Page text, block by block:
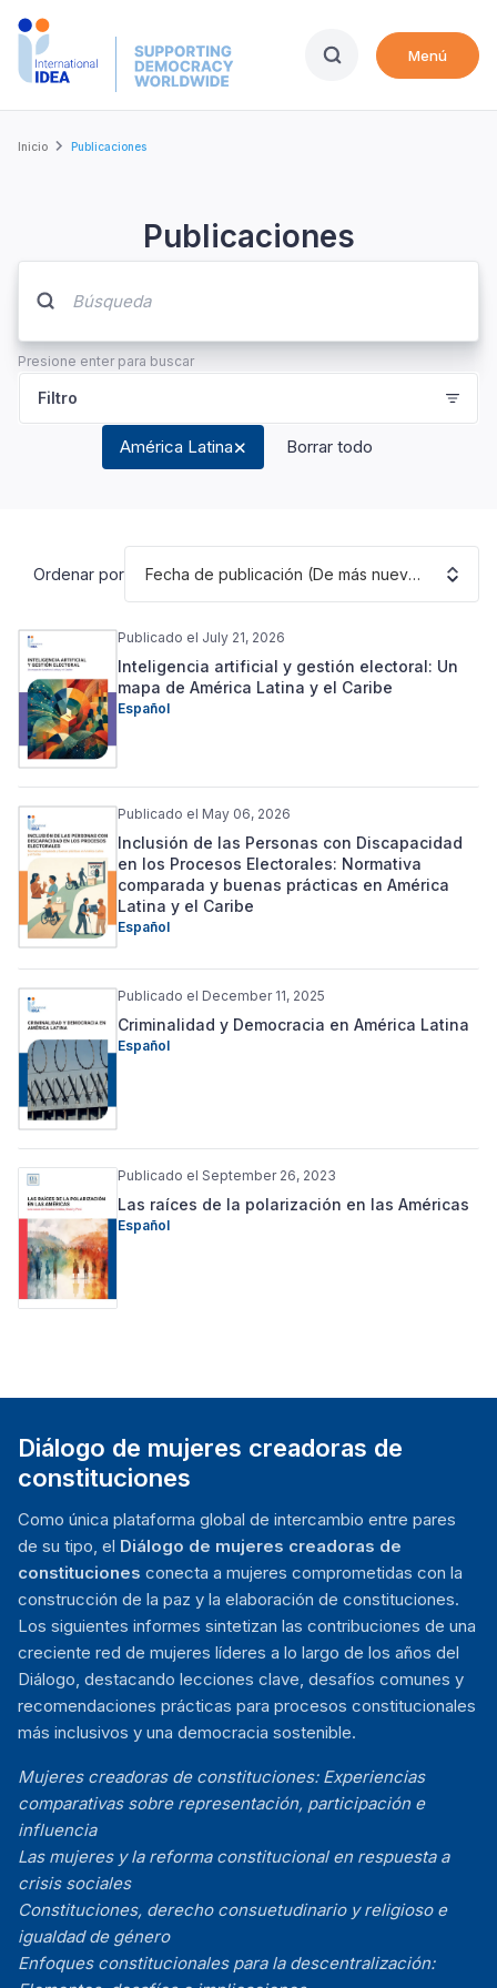
Skip
Menú
Breadcrumb
Inicio Publicaciones
Publicaciones
Presione enter para buscar
Filtro
América Latina Borrar todo
Ordenar por Fecha de publicación (De más nuevo a más antiguo)
Publicado el July 21, 2026
Inteligencia artificial y gestión electoral: Un
mapa de América Latina y el Caribe
Español
Publicado el May 06, 2026
Inclusión de las Personas con Discapacidad
en los Procesos Electorales: Normativa
comparada y buenas prácticas en América
Latina y el Caribe
Español
Publicado el December 11, 2025
Criminalidad y Democracia en América Latina
Español
Publicado el September 26, 2023
Las raíces de la polarización en las Américas
Español
Diálogo de mujeres creadoras de
constituciones
Como única plataforma global de intercambio entre pares
de su tipo, el Diálogo de mujeres creadoras de
constituciones conecta a mujeres comprometidas con la
construcción de la paz y la elaboración de constituciones.
Los siguientes informes sintetizan las contribuciones de una
creciente red de mujeres líderes a lo largo de los años del
Diálogo, destacando lecciones clave, desafíos comunes y
recomendaciones prácticas para procesos constitucionales
más inclusivos y una democracia sostenible.
Mujeres creadoras de constituciones: Experiencias
comparativas sobre representación, participación e
influencia
Las mujeres y la reforma constitucional en respuesta a
crisis sociales
Constituciones, derecho consuetudinario y religioso e
igualdad de género
Enfoques constitucionales para la descentralización: